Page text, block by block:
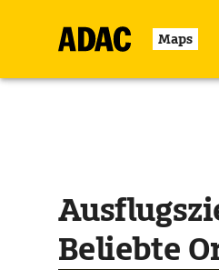
Maps
Beliebte